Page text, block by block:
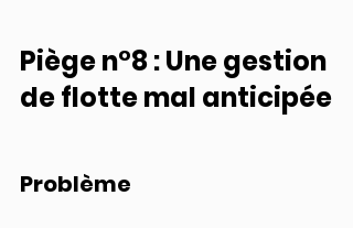
Piège n°8 : Une gestion
de flotte mal anticipée
Problème